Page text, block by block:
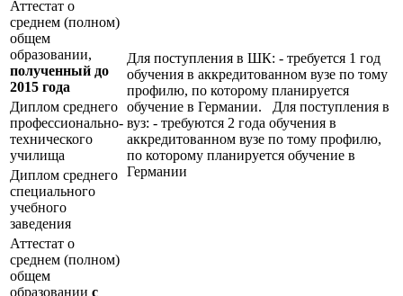
Аттестат о
среднем (полном)
общем
образовании,
полученный до
2015 года
Для поступления в ШК: - требуется 1 год
обучения в аккредитованном вузе по тому
профилю, по которому планируется
обучение в Германии. Для поступления в
вуз: - требуются 2 года обучения в
аккредитованном вузе по тому профилю,
по которому планируется обучение в
Германии
Диплом среднего
профессионально-
технического
училища
Диплом среднего
специального
учебного
заведения
Аттестат о
среднем (полном)
общем
образовании с